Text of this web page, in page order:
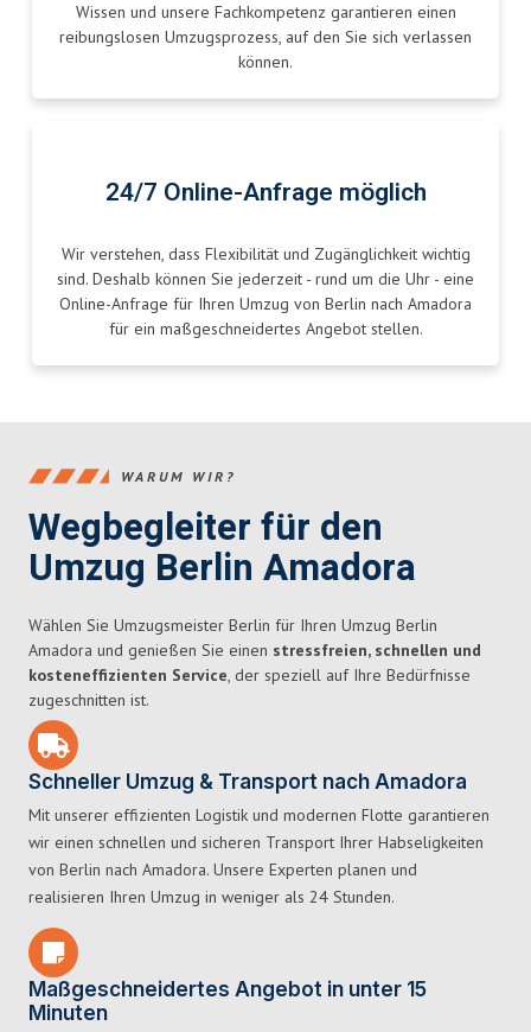
Wissen und unsere Fachkompetenz garantieren einen
reibungslosen Umzugsprozess, auf den Sie sich verlassen
können.
24/7 Online-Anfrage möglich
Wir verstehen, dass Flexibilität und Zugänglichkeit wichtig
sind. Deshalb können Sie jederzeit - rund um die Uhr - eine
Online-Anfrage für Ihren Umzug von Berlin nach Amadora
für ein maßgeschneidertes Angebot stellen.
WARUM WIR?
Wegbegleiter für den
Umzug Berlin Amadora
Wählen Sie Umzugsmeister Berlin für Ihren Umzug Berlin
Amadora und genießen Sie einen stressfreien, schnellen und
kosteneffizienten Service, der speziell auf Ihre Bedürfnisse
zugeschnitten ist.
Schneller Umzug & Transport nach Amadora
Mit unserer effizienten Logistik und modernen Flotte garantieren
wir einen schnellen und sicheren Transport Ihrer Habseligkeiten
von Berlin nach Amadora. Unsere Experten planen und
realisieren Ihren Umzug in weniger als 24 Stunden.
Maßgeschneidertes Angebot in unter 15
Minuten